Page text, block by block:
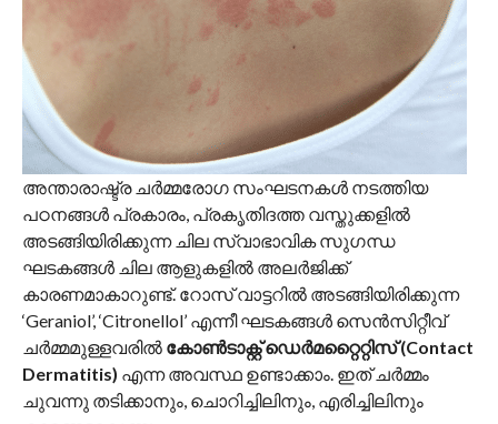
അന്താരാഷ്ട്ര ചർമ്മരോഗ സംഘടനകൾ നടത്തിയ
പഠനങ്ങൾ പ്രകാരം, പ്രകൃതിദത്ത വസ്തുക്കളിൽ
അടങ്ങിയിരിക്കുന്ന ചില സ്വാഭാവിക സുഗന്ധ
ഘടകങ്ങൾ ചില ആളുകളിൽ അലർജിക്ക്
കാരണമാകാറുണ്ട്. റോസ് വാട്ടറിൽ അടങ്ങിയിരിക്കുന്ന
‘Geraniol’, ‘Citronellol’ എന്നീ ഘടകങ്ങൾ സെൻസിറ്റീവ്
ചർമ്മമുള്ളവരിൽ കോൺടാക്റ്റ് ഡെർമറ്റൈറ്റിസ് (Contact
Dermatitis) എന്ന അവസ്ഥ ഉണ്ടാക്കാം. ഇത് ചർമ്മം
ചുവന്നു തടിക്കാനും, ചൊറിച്ചിലിനും, എരിച്ചിലിനും